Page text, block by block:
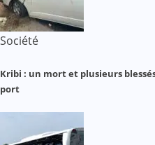
Société
Kribi : un mort et plusieurs
port